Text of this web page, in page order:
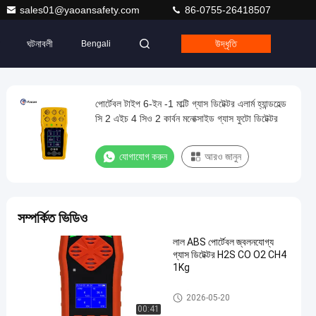
sales01@yaoansafety.com 86-0755-26418507
ঘটনাবলী Bengali উদ্ধৃতি
পোর্টেবল টাইপ 6-ইন -1 মাল্টি গ্যাস ডিটেক্টর এলার্ম হ্যান্ডহেল্ড
সি 2 এইচ 4 সিও 2 কার্বন মনোক্সাইড গ্যাস ফুটো ডিটেক্টর
যোগাযোগ করুন আরও জানুন
সম্পর্কিত ভিডিও
00:41
লাল ABS পোর্টেবল জ্বলনযোগ্য
গ্যাস ডিটেক্টর H2S CO O2 CH4
1Kg
পোর্টেবল মাল্টি গ্যাস ডিটেক্টর
2026-05-20